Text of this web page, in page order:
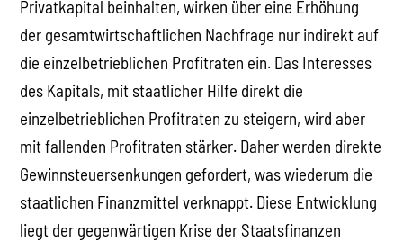
Privatkapital beinhalten, wirken über eine Erhöhung
der gesamtwirtschaftlichen Nachfrage nur indirekt auf
die einzelbetrieblichen Profitraten ein. Das Interesses
des Kapitals, mit staatlicher Hilfe direkt die
einzelbetrieblichen Profitraten zu steigern, wird aber
mit fallenden Profitraten stärker. Daher werden direkte
Gewinnsteuersenkungen gefordert, was wiederum die
staatlichen Finanzmittel verknappt. Diese Entwicklung
liegt der gegenwärtigen Krise der Staatsfinanzen